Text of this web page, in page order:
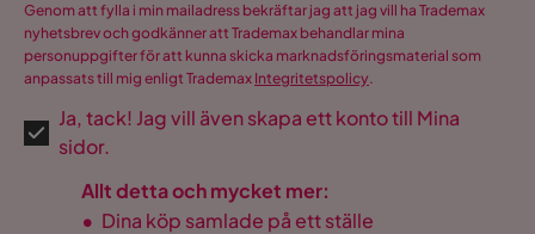
Genom att fylla i min mailadress bekräftar jag att jag vill ha Trademax
nyhetsbrev och godkänner att Trademax behandlar mina
personuppgifter för att kunna skicka marknadsföringsmaterial som
anpassats till mig enligt Trademax Integritetspolicy.
Ja, tack! Jag vill även skapa ett konto till Mina
sidor.
Allt detta och mycket mer:
• Dina köp samlade på ett ställe